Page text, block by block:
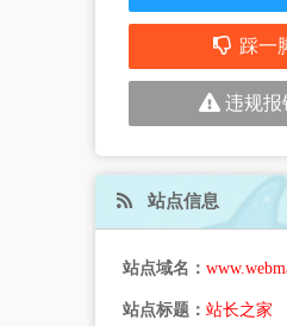
踩一
违规报
站点信息
站点域名：
站点标题： 站长之家